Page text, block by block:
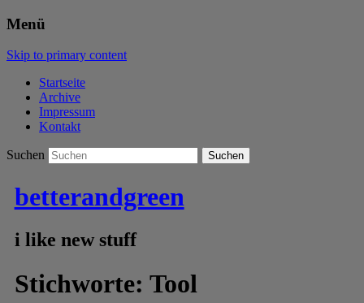
Menü
Skip to primary content
Startseite
Archive
Impressum
Kontakt
Suchen
betterandgreen
i like new stuff
Stichworte: Tool